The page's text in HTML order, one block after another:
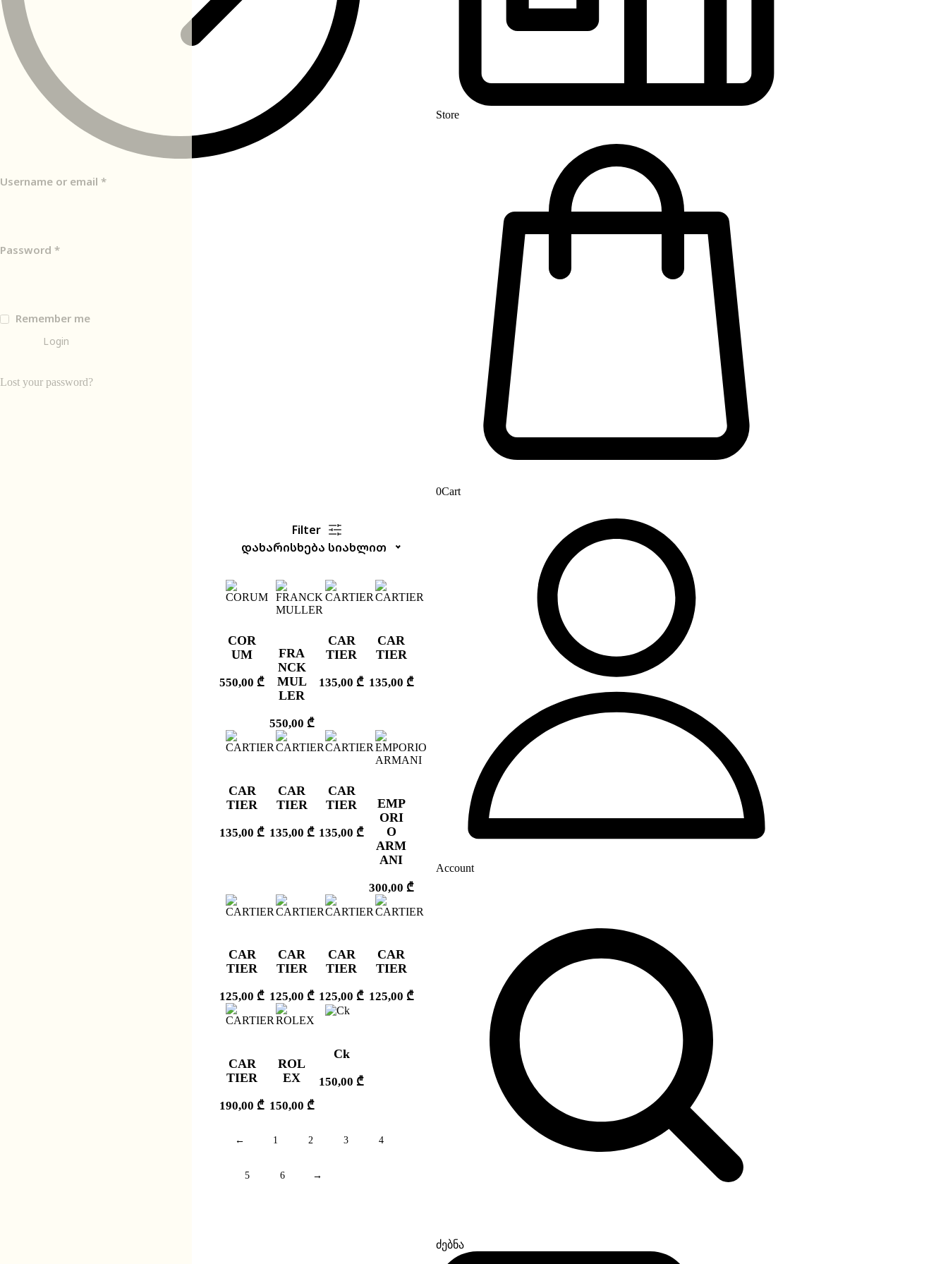
Username or email *
Password *
Remember me
Login
Lost your password?
Filter
დახარისხება სიახლით
COR
UM
550,00 ₾
FRA
NCK
MUL
LER
550,00 ₾
CAR
TIER
135,00 ₾
CAR
TIER
135,00 ₾
CAR
TIER
135,00 ₾
CAR
TIER
135,00 ₾
CAR
TIER
135,00 ₾
EMP
ORI
O
ARM
ANI
300,00 ₾
CAR
TIER
125,00 ₾
CAR
TIER
125,00 ₾
CAR
TIER
125,00 ₾
CAR
TIER
125,00 ₾
CAR
TIER
190,00 ₾
ROL
EX
150,00 ₾
Ck
150,00 ₾
← 1 2 3 4
5 6 →
Store
0Cart
Account
ძებნა